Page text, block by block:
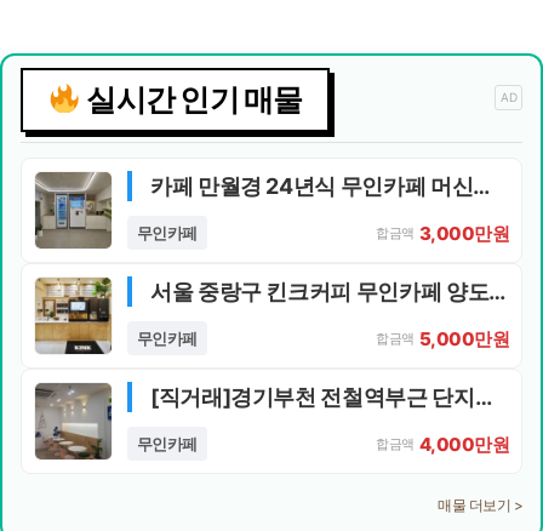
실시간 인기 매물 AD
카페 만월경 24년식 무인카페 머신기 (디저트기기 포함)
무인카페 합금액 3,000만원
서울 중랑구 킨크커피 무인카페 양도양수 합니다.
무인카페 합금액 5,000만원
[직거래]경기부천 전철역부근 단지내상가 무인카페 양도합니다.
무인카페 합금액 4,000만원
매물 더보기 >